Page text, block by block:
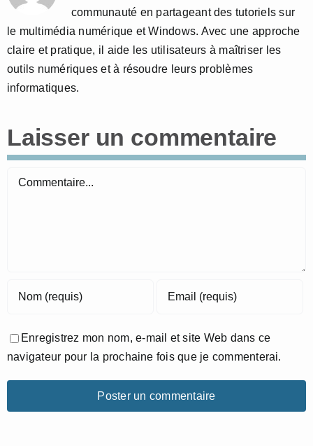
communauté en partageant des tutoriels sur
le multimédia numérique et Windows. Avec une approche
claire et pratique, il aide les utilisateurs à maîtriser les
outils numériques et à résoudre leurs problèmes
informatiques.
Laisser un commentaire
Commentaire
Enregistrez mon nom, e-mail et site Web dans ce
navigateur pour la prochaine fois que je commenterai.